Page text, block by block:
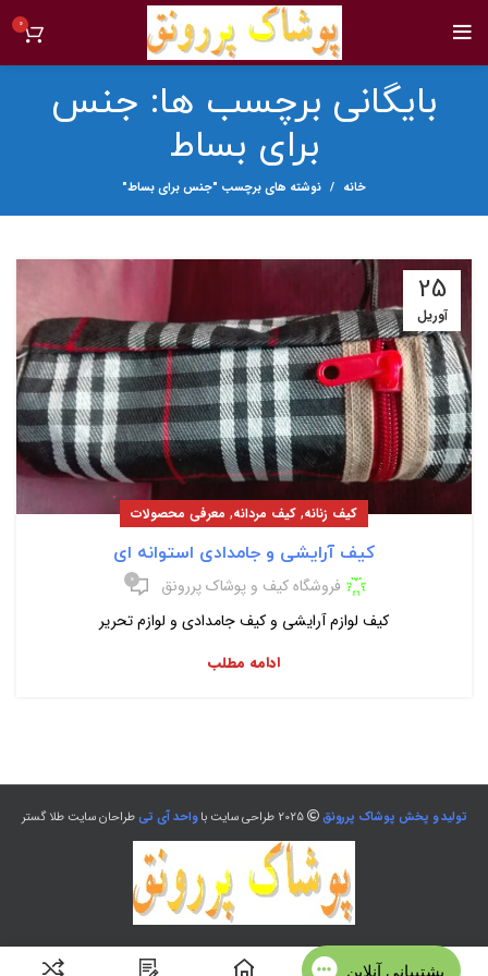
0
بایگانی برچسب ها: جنس
برای بساط
خانه نوشته های برچسب "جنس برای بساط"
25
آوریل
کیف زنانه, کیف مردانه, معرفی محصولات
کیف آرایشی و جامدادی استوانه ای
فروشگاه کیف و پوشاک پررونق ۰
کیف لوازم آرایشی و کیف جامدادی و لوازم تحریر
ادامه مطلب
تولید و پخش پوشاک پررونق 2025 طراحی سایت با واحد آی تیطراحان سایت طلا گستر